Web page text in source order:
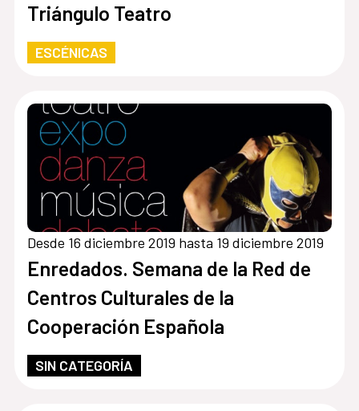
Triángulo Teatro
ESCÉNICAS
Desde 16 diciembre 2019 hasta 19 diciembre 2019
Enredados. Semana de la Red de
Centros Culturales de la
Cooperación Española
SIN CATEGORÍA